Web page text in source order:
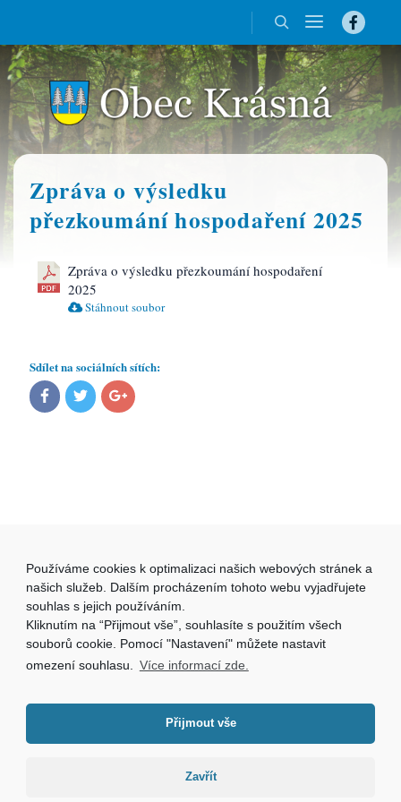
Zpráva o výsledku
přezkoumání hospodaření 2025
Zpráva o výsledku přezkoumání hospodaření
2025
Stáhnout soubor
Sdílet na sociálních sítích:
Používáme cookies k optimalizaci našich webových stránek a
našich služeb. Dalším procházením tohoto webu vyjadřujete
souhlas s jejich používáním.
Kliknutím na “Přijmout vše”, souhlasíte s použitím všech
souborů cookie. Pomocí "Nastavení" můžete nastavit
omezení souhlasu.
Více informací zde.
Přijmout vše
Zavřít